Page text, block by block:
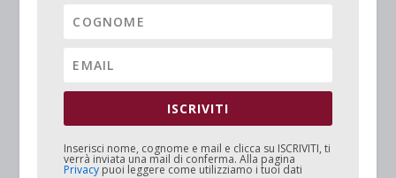
ISCRIVITI
Inserisci nome, cognome e mail e clicca su ISCRIVITI, ti
verrà inviata una mail di conferma. Alla pagina
Privacy puoi leggere come utilizziamo i tuoi dati